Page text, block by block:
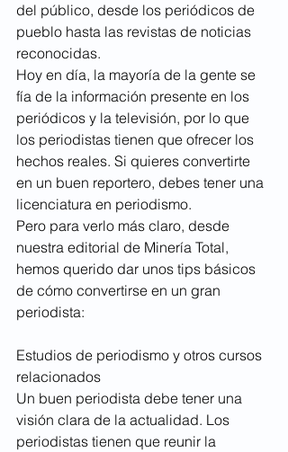
del público, desde los periódicos de
pueblo hasta las revistas de noticias
reconocidas.
Hoy en día, la mayoría de la gente se
fía de la información presente en los
periódicos y la televisión, por lo que
los periodistas tienen que ofrecer los
hechos reales. Si quieres convertirte
en un buen reportero, debes tener una
licenciatura en periodismo.
Pero para verlo más claro, desde
nuestra editorial de Minería Total,
hemos querido dar unos tips básicos
de cómo convertirse en un gran
periodista:
Estudios de periodismo y otros cursos
relacionados
Un buen periodista debe tener una
visión clara de la actualidad. Los
periodistas tienen que reunir la